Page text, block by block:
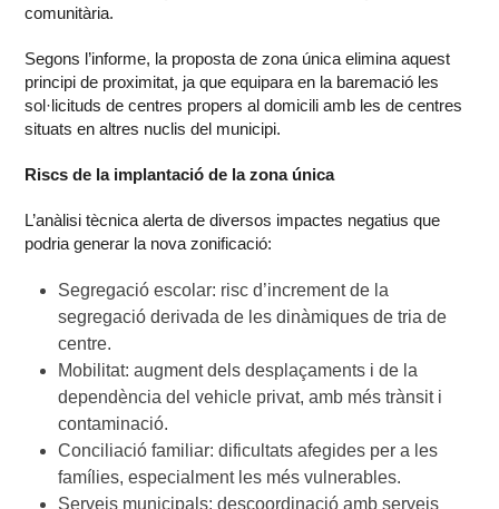
comunitària.
Segons l’informe, la proposta de zona única elimina aquest
principi de proximitat, ja que equipara en la baremació les
sol·licituds de centres propers al domicili amb les de centres
situats en altres nuclis del municipi.
Riscs de la implantació de la zona única
L’anàlisi tècnica alerta de diversos impactes negatius que
podria generar la nova zonificació:
Segregació escolar: risc d’increment de la
segregació derivada de les dinàmiques de tria de
centre.
Mobilitat: augment dels desplaçaments i de la
dependència del vehicle privat, amb més trànsit i
contaminació.
Conciliació familiar: dificultats afegides per a les
famílies, especialment les més vulnerables.
Serveis municipals: descoordinació amb serveis